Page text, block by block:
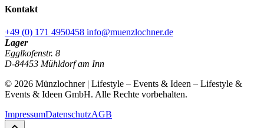
Kontakt
+49 (0) 171 4950458 info@muenzlochner.de
Lager
Egglkofenstr. 8
D-84453 Mühldorf am Inn
© 2026 Münzlochner | Lifestyle – Events & Ideen – Lifestyle &
Events & Ideen GmbH. Alle Rechte vorbehalten.
ImpressumDatenschutzAGB